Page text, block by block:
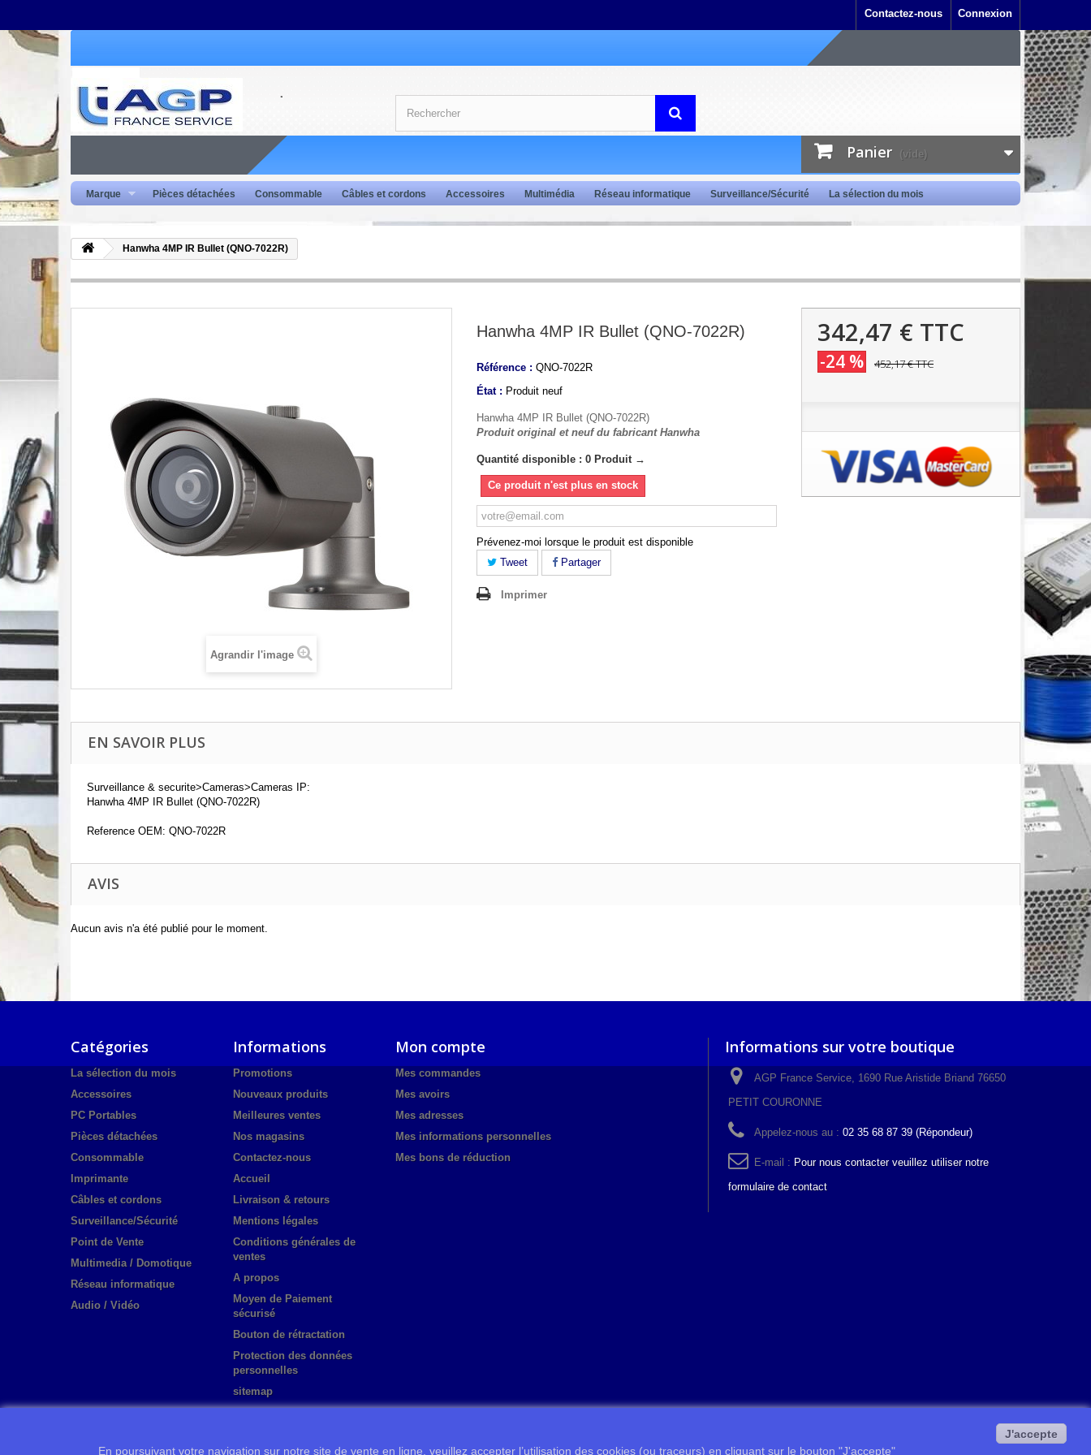
Connexion
Contactez-nous
Panier (vide)
Marque Pièces détachées Consommable Câbles et cordons Accessoires Multimédia Réseau informatique Surveillance/Sécurité La sélection du mois
Hanwha 4MP IR Bullet (QNO-7022R)
Agrandir l'image
Hanwha 4MP IR Bullet (QNO-7022R)
Référence : QNO-7022R
État : Produit neuf
Hanwha 4MP IR Bullet (QNO-7022R)
Produit original et neuf du fabricant Hanwha
Quantité disponible : 0 Produit →
Ce produit n'est plus en stock
Prévenez-moi lorsque le produit est disponible
Tweet
Partager
Imprimer
342,47 € TTC
-24 % 452,17 €TTC
EN SAVOIR PLUS
Surveillance & securite>Cameras>Cameras IP:
Hanwha 4MP IR Bullet (QNO-7022R)
Reference OEM: QNO-7022R
AVIS
Aucun avis n'a été publié pour le moment.
Catégories
La sélection du mois
Accessoires
PC Portables
Pièces détachées
Consommable
Imprimante
Câbles et cordons
Surveillance/Sécurité
Point de Vente
Multimedia / Domotique
Réseau informatique
Audio / Vidéo
Informations
Promotions
Nouveaux produits
Meilleures ventes
Nos magasins
Contactez-nous
Accueil
Livraison & retours
Mentions légales
Conditions générales de
ventes
A propos
Moyen de Paiement
sécurisé
Bouton de rétractation
Protection des données
personnelles
sitemap
Mon compte
Mes commandes
Mes avoirs
Mes adresses
Mes informations personnelles
Mes bons de réduction
Informations sur votre boutique
AGP France Service, 1690 Rue Aristide Briand 76650
PETIT COURONNE
Appelez-nous au : 02 35 68 87 39 (Répondeur)
E-mail : Pour nous contacter veuillez utiliser notre
formulaire de contact
En poursuivant votre navigation sur notre site de vente en ligne, veuillez accepter l’utilisation des cookies (ou traceurs) en cliquant sur le bouton "J'accepte"
J'accepte